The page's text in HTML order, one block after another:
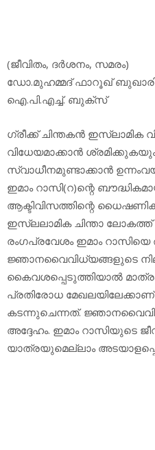
(ജീവിതം, ദര്‍ശനം, സമരം)
ഡോ.മുഹമ്മദ് ഫാറൂഖ്
ഐ.പി.എച്ച്. ബുക്‌സ്
ഗ്രീക്ക് ചിന്തകന്‍ ഇസ്ലാമിക
വിധേയമാക്കാന്‍
സ്വാധീനമുണ്ടാക്കാന്‍
ഇമാം റാസി(റ)ന്റെ
ആക്ടിവിസത്തിന്റെ
ഇസ്ലലാമിക ചിന്താ
രംഗപ്രവേശം ഇമാം റാസിയെ
ജ്ഞാനവൈവിധ്യങ്ങളുടെ
കൈവശപ്പെടുത്തിയാല്‍
പ്രതിരോധ മേഖലയിലേക്കാണ്
കടന്നുചെന്നത്.
അദ്ദേഹം. ഇമാം റാസിയുടെ
യാത്രയുമെല്ലാം